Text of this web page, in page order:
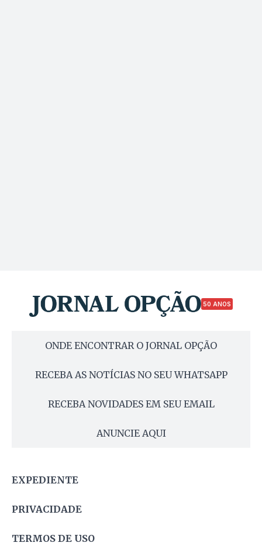
50 ANOS
ONDE ENCONTRAR O JORNAL OPÇÃO
RECEBA AS NOTÍCIAS NO SEU WHATSAPP
RECEBA NOVIDADES EM SEU EMAIL
ANUNCIE AQUI
EXPEDIENTE
PRIVACIDADE
TERMOS DE USO